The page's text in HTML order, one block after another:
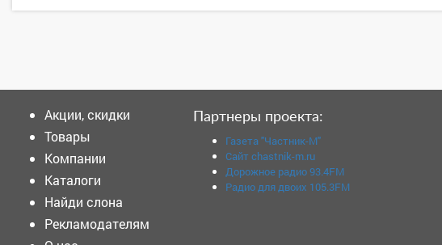
Акции, скидки
Товары
Компании
Каталоги
Найди слона
Рекламодателям
Партнеры проекта:
Газета "Частник-М"
Сайт chastnik-m.ru
Дорожное радио 93.4FM
Радио для двоих 105.3FM